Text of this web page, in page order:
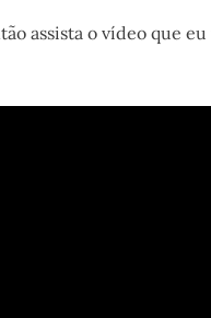
assista o vídeo que